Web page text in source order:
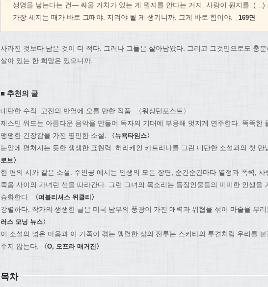
생명을 낳는다는 건— 싸울 가치가 있는 게 뭔지를 안다는 거지. 사랑이 뭔지를. (…)
가장 세지는 때가 바로 그때야. 지켜야 될 게 생기니까. 그게 바로 힘이야. _ 169면
사라진 것보다 남은 것이 더 적다. 그러나 그들은 살아남았다. 그리고 그것만으로도 충분
살아 있는 한 희망은 있으니까.
■ 추천의 글
대단한 수작. 고전의 반열에 오를 만한 작품. 〈워싱턴포스트〉
제스민 워드는 아름다운 음악을 만들어 독자의 기대에 부응해 멋지게 연주한다. 똑똑한
팽팽한 긴장감을 가진 영민한 소설.
〈뉴욕타임스〉
눈앞에 펼쳐지는 듯한 생생한 표현력. 허리케인 카트리나를 그린 대단한 소설과의 첫 만
로브〉
한 편의 시와 같은 소설. 주인공 에시는 인생의 모든 장면, 순간순간마다 열정과 폭력, 사
죽음 사이의 가녀린 선을 따라간다. 그런 그녀의 목소리는 등장인물들의 미미한 인생을
승화한다.
〈퍼블리셔스 위클리〉
강렬하다. 작가의 생생한 글은 미국 남부의 풍광이 가진 매력과 위협을 섞어 마술을 부
러스 모닝 뉴스〉
이 소설의 넓은 마음과 이 가족이 겪는 맹렬한 삶의 전투는 스키타의 투견처럼 우리를
주지 않는다.
〈O, 오프라 매거진〉
목차